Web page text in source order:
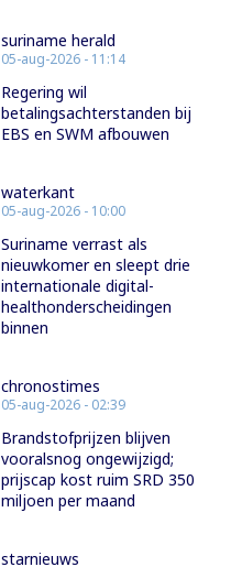
suriname herald
05-aug-2026 - 11:14
Regering wil
betalingsachterstanden bij
EBS en SWM afbouwen
waterkant
05-aug-2026 - 10:00
Suriname verrast als
nieuwkomer en sleept drie
internationale digital-
healthonderscheidingen
binnen
chronostimes
05-aug-2026 - 02:39
Brandstofprijzen blijven
vooralsnog ongewijzigd;
prijscap kost ruim SRD 350
miljoen per maand
starnieuws